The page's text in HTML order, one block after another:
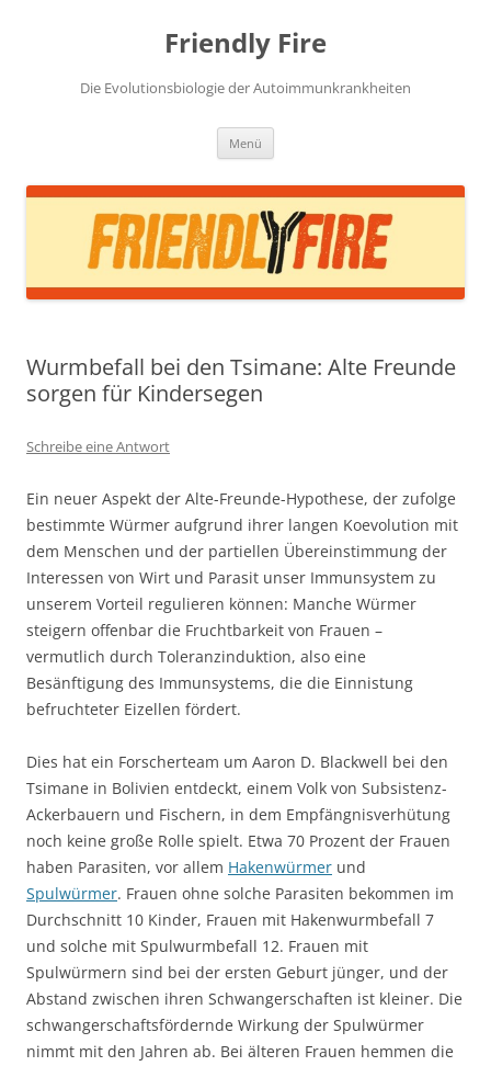
Friendly Fire
Die Evolutionsbiologie der Autoimmunkrankheiten
Menü
Wurmbefall bei den Tsimane: Alte Freunde
sorgen für Kindersegen
Schreibe eine Antwort
Ein neuer Aspekt der Alte-Freunde-Hypothese, der zufolge
bestimmte Würmer aufgrund ihrer langen Koevolution mit
dem Menschen und der partiellen Übereinstimmung der
Interessen von Wirt und Parasit unser Immunsystem zu
unserem Vorteil regulieren können: Manche Würmer
steigern offenbar die Fruchtbarkeit von Frauen –
vermutlich durch Toleranzinduktion, also eine
Besänftigung des Immunsystems, die die Einnistung
befruchteter Eizellen fördert.
Dies hat ein Forscherteam um Aaron D. Blackwell bei den
Tsimane in Bolivien entdeckt, einem Volk von Subsistenz-
Ackerbauern und Fischern, in dem Empfängnisverhütung
noch keine große Rolle spielt. Etwa 70 Prozent der Frauen
haben Parasiten, vor allem Hakenwürmer und
Spulwürmer. Frauen ohne solche Parasiten bekommen im
Durchschnitt 10 Kinder, Frauen mit Hakenwurmbefall 7
und solche mit Spulwurmbefall 12. Frauen mit
Spulwürmern sind bei der ersten Geburt jünger, und der
Abstand zwischen ihren Schwangerschaften ist kleiner. Die
schwangerschaftsfördernde Wirkung der Spulwürmer
nimmt mit den Jahren ab. Bei älteren Frauen hemmen die